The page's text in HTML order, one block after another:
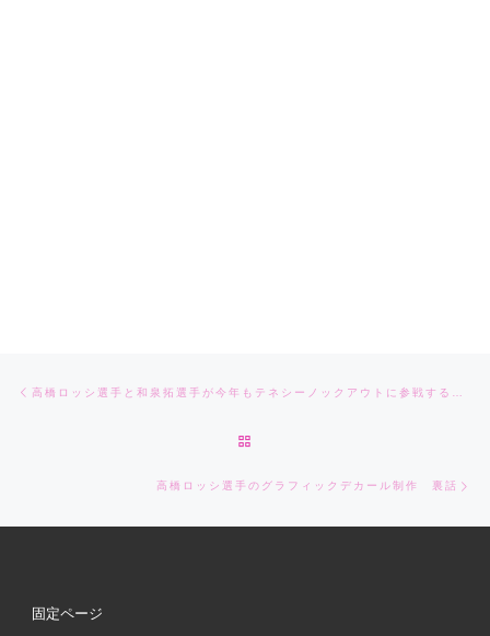
Post navigation
高橋ロッシ選手のグラフィックデカール制作 裏話
固定ページ